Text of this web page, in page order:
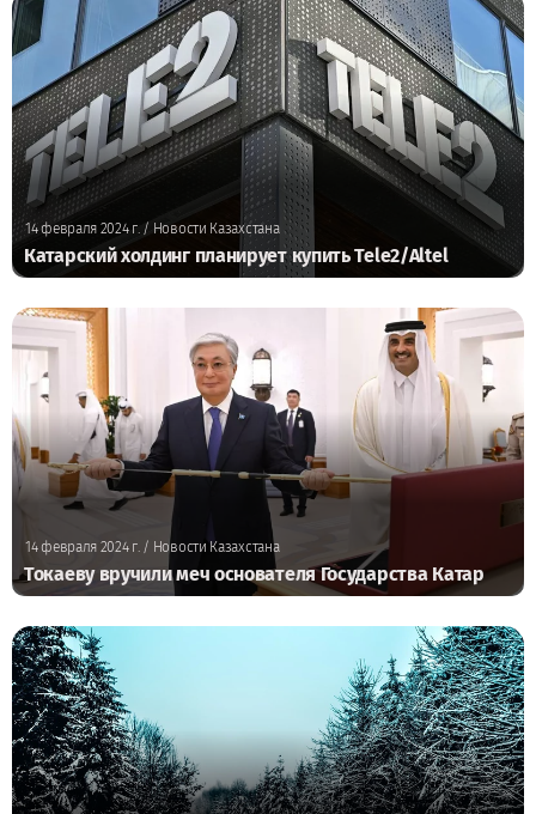
14 февраля 2024 г./ Новости Казахстана
Катарский холдинг планирует купить Tele2/Altel
14 февраля 2024 г. / Новости Казахстана
Токаеву вручили меч основателя Государства Катар